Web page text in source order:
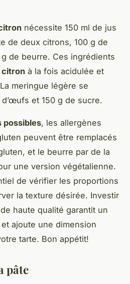
nécessite 150 ml de jus
de deux citrons, 100 g de
de beurre. Ces ingrédients
citron à la fois acidulée et
meringue légère se
et 150 g de sucre.
possibles, les allergènes
peuvent être remplacés
et le beurre par de la
une version végétalienne.
de vérifier les proportions
la texture désirée. Investir
haute qualité garantit un
ajoute une dimension
tarte. Bon appétit!
pâte